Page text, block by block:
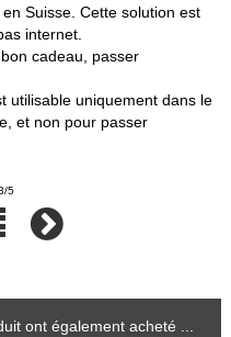
Suisse. Cette solution est
internet.
cadeau, passer
utilisable uniquement dans le
et non pour passer
5
ont également acheté ...